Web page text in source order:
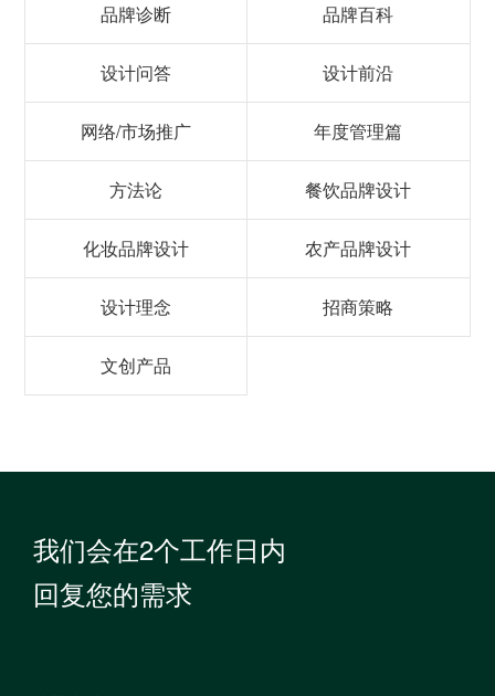
品牌诊断 品牌百科
设计问答 设计前沿
网络/市场推广 年度管理篇
方法论 餐饮品牌设计
化妆品牌设计 农产品牌设计
设计理念 招商策略
文创产品
我们会在2个工作日内
回复您的需求